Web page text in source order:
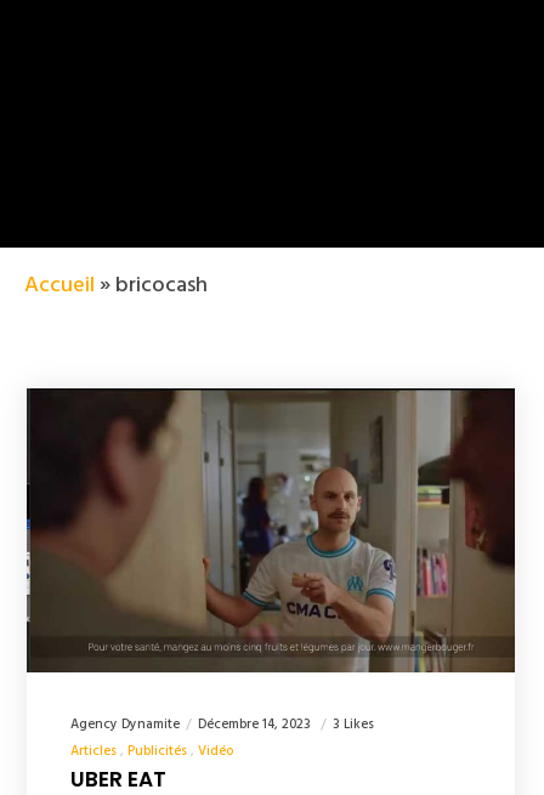
Accueil »bricocash
Agency Dynamite Décembre 14, 2023
3 Likes
Articles Publicités Vidéo
UBER EAT